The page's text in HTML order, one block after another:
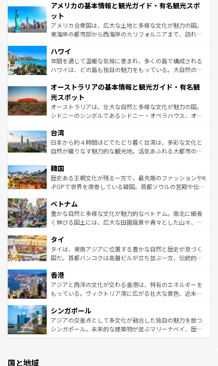
ンツ一覧を参照してほしい。
の建物がそのまま残る町や、スイスならではのユニークな
博物館もあり、アルプス観光だけでなく町歩きも満喫する
ことができる。国民の所得が高いため物価も高いが、旅行
者向けの交通パス提供のサービスもあり、うまく活用すれ
着のスイス情報は
アメリカの基本情報と観光ガイド・有名観光スポ
ット
アメリカ合衆国は、広大な土地と多様な文化が魅力の国。
東海岸の都市部から西海岸のカリフォルニアまで、訪れる
のような巨大都市は、観光、ショッピング、エンターテイ
ンメントが詰まった刺激的なスポットだ。一方、アメリカ
西部には大自然が広がり、グランドキャニオンやイエロー
部のニューオーリンズでは、音楽と美食が融合した独特の
文化が魅力。旅行者はアメリカの各地域で異なる魅力を楽
しみながら、その多様性と豊かな歴史を感じることができ
るだろう。車でのロードトリップや列車の旅も、アメリカ
情報は
ハワイ
年間を通じて温暖な気候に恵まれ、多くの島で構成される
ハワイは、どの島も独自の魅力をもっている。大自然の神
ワイ島は見逃せない。また、定番の観光地といえばオアフ
島だが、静かな自然を求めるならマウイ島やカウアイ島が
おすすめ。エメラルドグリーンに輝く海をはじめ、豊かな
文化や歴史が息づいている。「アロハスピリット」と呼ば
人々、おいしいローカルフードやハワイアンミュージッ
ク、伝統的なフラダンスなど、すべてがハワイの魅力を彩
っている。訪れるたびに新しい発見と感動が待っているハ
はコンテンツ一覧
オーストラリアの基本情報と観光ガイド・有名観
光スポット
オーストラリアは、壮大な自然と多様な文化が魅力の国。
シドニーのシンボルであるシドニー・オペラハウス、オー
リアリーフや大陸中央部にそびえるウルル（エアーズロッ
ク）、タスマニアの美しい原生林やケアンズの熱帯雨林な
ど、見どころがたくさん。また、カフェやワイン、オージ
いる。アクティビティも充実しており、サーフィンやダイ
ビング、ハイキングなど、アウトドア好きにはたまらな
い。オーストラリアの多彩な魅力を存分に味わいつくそ
参照してほしい。
台湾
日本から約４時間ほどでたどり着く台湾は、多彩な文化と
自然が織りなす魅力的な観光地。活気あふれる大都市の台
ン）、静ひつな山岳地帯である台湾東部など、都市の喧騒
と山間の静けさが共存しており、訪れる人に新しい発見と
驚きをもたらしてくれる。また、奥深い台湾の食文化も魅
容にもいいと評判のスイーツなど、バラエティ豊かな料理
が味わえる。 なお、新着の台湾情報は コンテンツ一覧を参
照してほしい。
韓国
歴史ある王朝文化が残る一方で、最先端のファッションやK
-POPで世界を席巻している韓国。首都ソウルの宮殿や伝統
き、地方に足を延ばせば四季折々の自然美を楽しむことが
できる。そして、キムチや焼肉、絶品のストリートフード
まで、さまざまな韓国料理が待っている。夜には、韓国な
リティに包まれながら、韓国の多彩な魅力を心ゆくまで味
わってみてほしい。 なお、新着の韓国情報はコンテンツ一
覧を参照してほしい。
ベトナム
豊かな自然と多様な文化が魅力的なベトナム。南北に細長
く伸びる国土には、広大な田園風景や青々とした山々、世
急速な発展と共に伝統が息づく。ハノイの古い町並みやホ
ーチミン市のフランス統治時代の建物も、独特の雰囲気を
醸し出している。また、バラエティの豊かさとおいしさで
とつ。フォーやバインミー、ベトナムコーヒーなどは、ぜ
ひ現地で味わいたい。どの地域を訪れてもあたたかい人々
が旅行者を迎えてくれるので、きっと忘れられない旅にな
参照してほしい。
タイ
タイは、東南アジアに位置する豊かな自然と歴史が息づく
国だ。首都バンコクは高層ビルが立ち並ぶ一方、伝統的な
の活気が交差している。北部ではチェンマイなどの山岳地
帯で自然と触れ合い、南部ではプーケットやクラビの美し
いビーチでリゾート気分を楽しむことができる。タイ料理
激する。気候は一年中温暖で、どの季節にも異なる楽しみ
が待っている。親しみやすいタイの人々、仏教を中心とし
た文化、そして多様な観光資源が、訪れる旅人を魅了し続
香港
アジアと西洋の文化が交わる香港は、特有のエネルギーを
もっている。ヴィクトリア湾に広がる壮大な景色、近未来
み、どこを訪れても感動するはず。観光スポットが密集し
ており、効率よく見どころを回れるのも魅力。息をのむよ
うな絶景から文化的な体験まで、香港を存分に楽しみ尽く
シンガポール
アジアの交差点として多文化が融合した独自の魅力を放つ
シンガポール。未来的な建築物が並ぶマリーナベイ、歴史
国と地域